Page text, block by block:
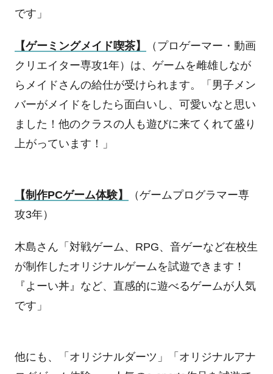
です」
【ゲーミングメイド喫茶】
（プロゲーマー・動画
クリエイター専攻1年）は、ゲームを雌雄しなが
らメイドさんの給仕が受けられます。「男子メン
バーがメイドをしたら面白いし、可愛いなと思い
ました！他のクラスの人も遊びに来てくれて盛り
上がっています！」
【制作PCゲーム体験】
（ゲームプログラマー専
攻3年）
木島さん「対戦ゲーム、 RPG、音ゲーなど在校生
が制作したオリジナルゲームを試遊できます！
『よーい丼』など、直感的に遊べるゲームが人気
です」
他にも、「オリジナルダーツ」「オリジナルアナ